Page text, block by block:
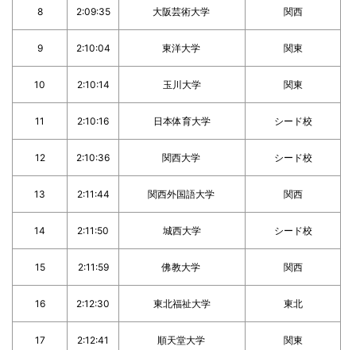
8 2:09:35 大阪芸術大学 関西
9 2:10:04 東洋大学 関東
10 2:10:14 玉川大学 関東
11 2:10:16 日本体育大学 シード校
12 2:10:36 関西大学 シード校
13 2:11:44 関西外国語大学 関西
14 2:11:50 城西大学 シード校
15 2:11:59 佛教大学 関西
16 2:12:30 東北福祉大学 東北
17 2:12:41 順天堂大学 関東